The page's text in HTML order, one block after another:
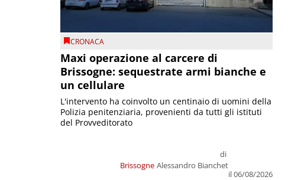
CRONACA
Maxi operazione al carcere di
Brissogne: sequestrate armi bianche e
un cellulare
Brissogne
di
Alessandro Bianchet
il 06/08/2026
L'intervento ha coinvolto un centinaio di uomini della
Polizia penitenziaria, provenienti da tutti gli istituti
del Provveditorato